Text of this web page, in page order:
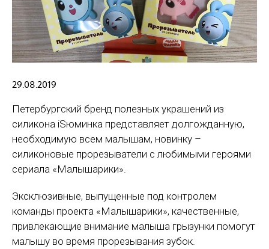
29.08.2019
Петербургский бренд полезных украшений из
силикона iSюминка представляет долгожданную,
необходимую всем малышам, новинку –
силиконовые прорезыватели с любимыми героями
сериала «Малышарики».
Эксклюзивные, выпущенные под контролем
команды проекта «Малышарики», качественные,
привлекающие внимание малыша грызунки помогут
малышу во время прорезывания зубок.